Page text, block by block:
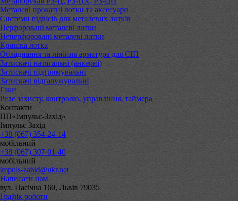
Металеві прокатні лотки та аксесуари
Системи підвісів для металевих лотків
Перфоровані металеві лотки
Неперфоровані металеві лотки
Кришка лотка
Обладнання та лінійна арматура для СІП
Затискачі натягальні (анкерні)
Затискачі підтримувальні
Затискачі відгалужувальні
Гаки
Реле захисту, контролю, управління, таймера
Контакти
ПП«Імпульс-Захід»
Імпульс Захід
+38 (067) 354-24-14
мобільний
+38 (067) 307-01-40
мобільний
impuls-zahid@ukr.net
Написати нам
вул. Пасічна 160, Львів 79035
Графік роботи